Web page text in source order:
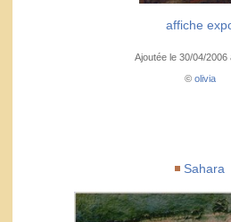
affiche
Ajoutée le 30/04/2006
© olivia
Sahara